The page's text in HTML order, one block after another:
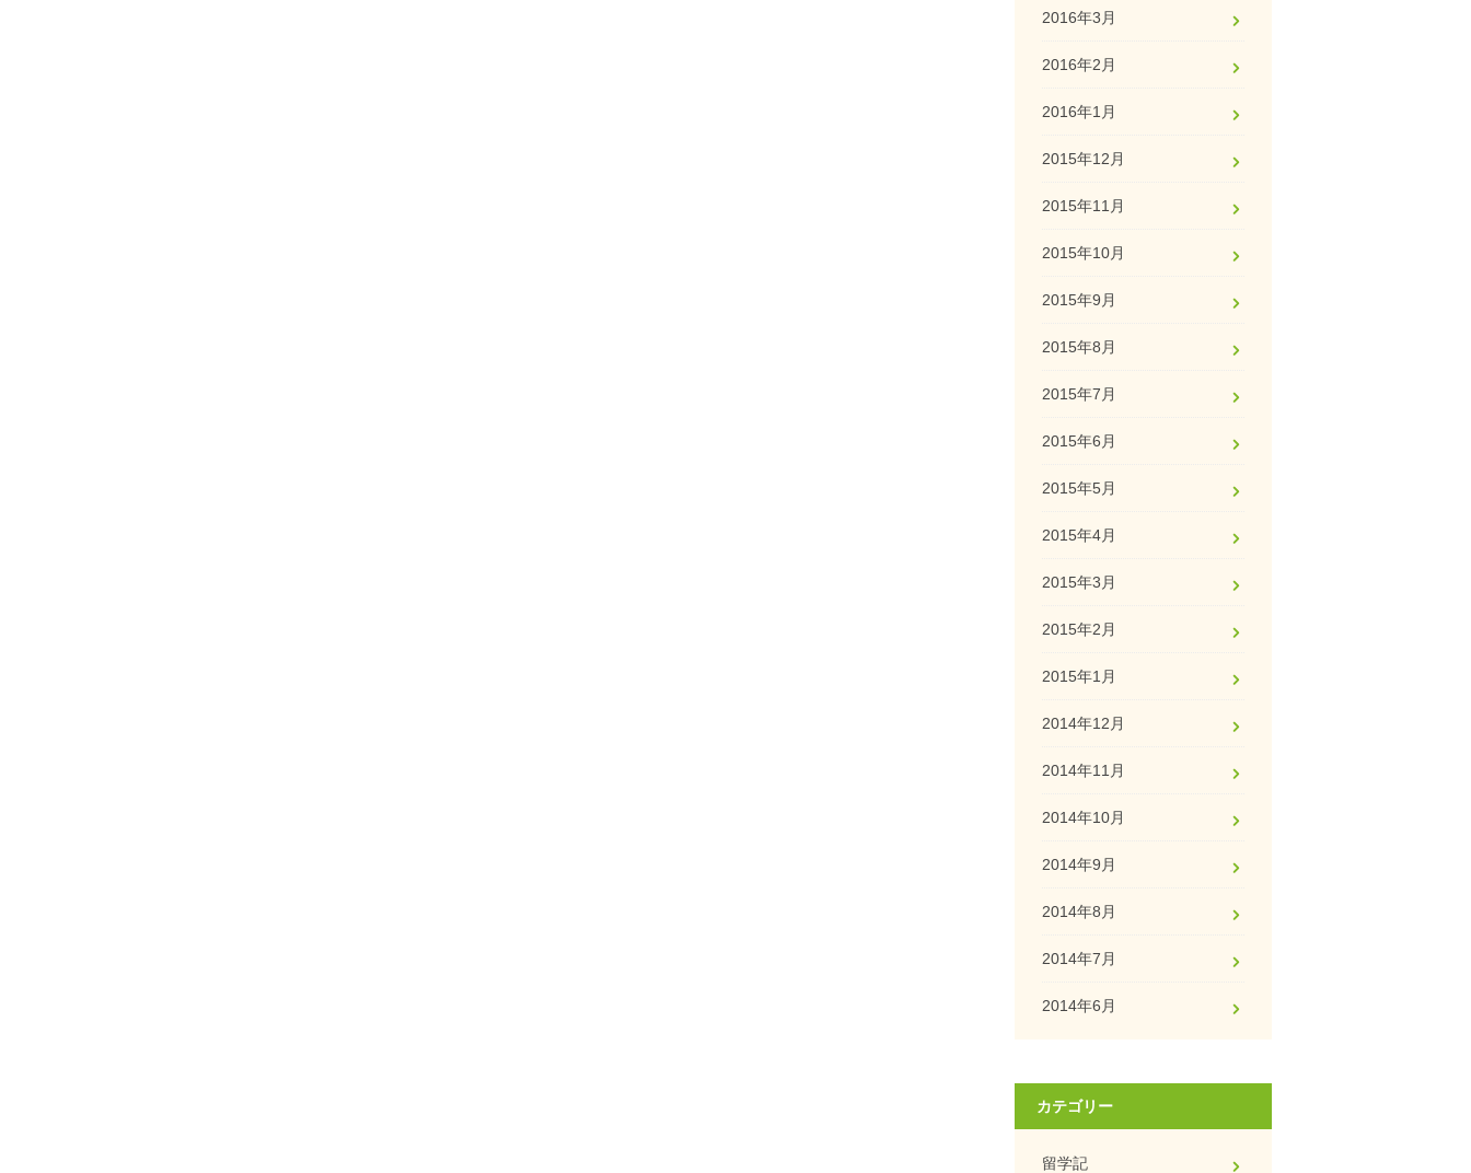
2016年3月
2016年2月
2016年1月
2015年12月
2015年11月
2015年10月
2015年9月
2015年8月
2015年7月
2015年6月
2015年5月
2015年4月
2015年3月
2015年2月
2015年1月
2014年12月
2014年11月
2014年10月
2014年9月
2014年8月
2014年7月
2014年6月
カテゴリー
留学記